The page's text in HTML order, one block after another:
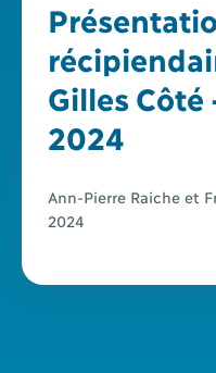
Gilles Côté
2024
Ann-Pierre Raiche et
2024